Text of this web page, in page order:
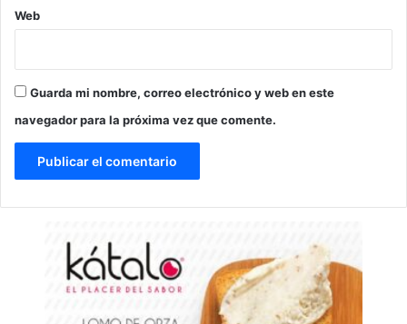
Web
Guarda mi nombre, correo electrónico y web en este
navegador para la próxima vez que comente.